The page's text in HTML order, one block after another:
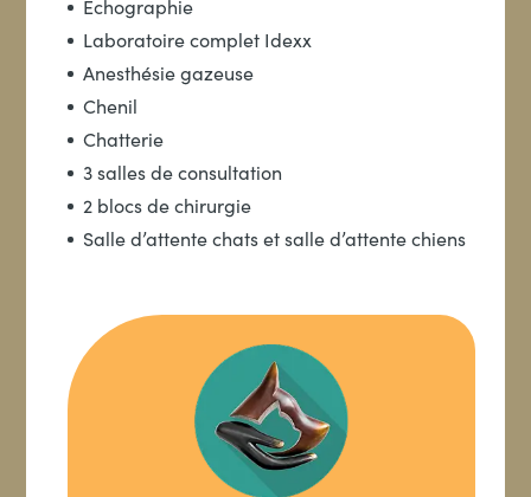
Échographie
Laboratoire complet Idexx
Anesthésie gazeuse
Chenil
Chatterie
3 salles de consultation
2 blocs de chirurgie
Salle d’attente chats et salle d’attente chiens